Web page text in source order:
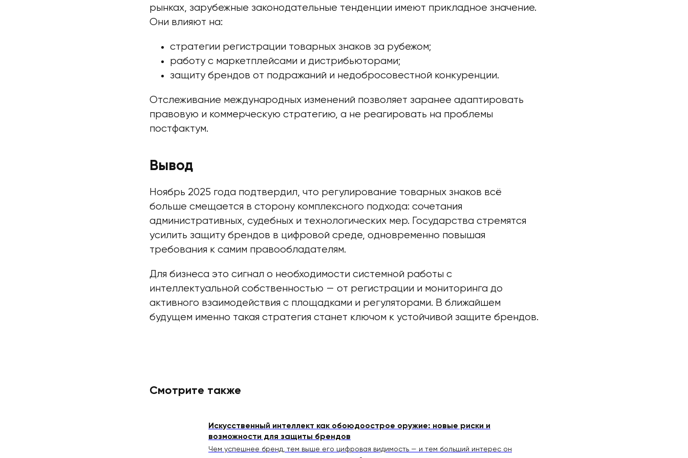
рынках, зарубежные законодательные тенденции имеют прикладное значение.
Они влияют на:
стратегии регистрации товарных знаков за рубежом;
работу с маркетплейсами и дистрибьюторами;
защиту брендов от подражаний и недобросовестной конкуренции.
Отслеживание международных изменений позволяет заранее адаптировать
правовую и коммерческую стратегию, а не реагировать на проблемы
постфактум.
Вывод
Ноябрь 2025 года подтвердил, что регулирование товарных знаков всё
больше смещается в сторону комплексного подхода: сочетания
административных, судебных и технологических мер. Государства стремятся
усилить защиту брендов в цифровой среде, одновременно повышая
требования к самим правообладателям.
Для бизнеса это сигнал о необходимости системной работы с
интеллектуальной собственностью — от регистрации и мониторинга до
активного взаимодействия с площадками и регуляторами. В ближайшем
будущем именно такая стратегия станет ключом к устойчивой защите брендов.
Смотрите также
Искусственный интеллект как обоюдоострое оружие: новые риски и
возможности для защиты брендов
Чем успешнее бренд, тем выше его цифровая видимость — и тем больший интерес он